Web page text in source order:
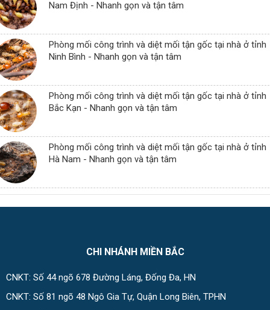
Nam Định - Nhanh gọn và tận tâm
Phòng mối công trình và diệt mối tận gốc tại nhà ở tỉnh
Ninh Bình - Nhanh gọn và tận tâm
Phòng mối công trình và diệt mối tận gốc tại nhà ở tỉnh
Bắc Kạn - Nhanh gọn và tận tâm
Phòng mối công trình và diệt mối tận gốc tại nhà ở tỉnh
Hà Nam - Nhanh gọn và tận tâm
CHI NHÁNH MIỀN BẮC
CNKT: Số 44 ngõ 678 Đường Láng, Đống Đa, HN
CNKT: Số 81 ngõ 48 Ngô Gia Tự, Quận Long Biên, TPHN